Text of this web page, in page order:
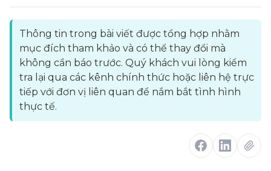
Thông tin trong bài viết được tổng hợp nhằm
mục đích tham khảo và có thể thay đổi mà
không cần báo trước. Quý khách vui lòng kiểm
tra lại qua các kênh chính thức hoặc liên hệ trực
tiếp với đơn vị liên quan để nắm bắt tình hình
thực tế.